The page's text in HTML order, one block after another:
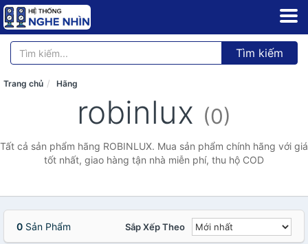
Tìm kiếm
Trang chủ Hãng
robinlux (0)
Tất cả sản phẩm hãng ROBINLUX. Mua sản phẩm chính hãng với giá
tốt nhất, giao hàng tận nhà miễn phí, thu hộ COD
0 Sản Phẩm Sắp Xếp Theo